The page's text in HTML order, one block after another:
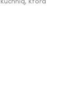
która